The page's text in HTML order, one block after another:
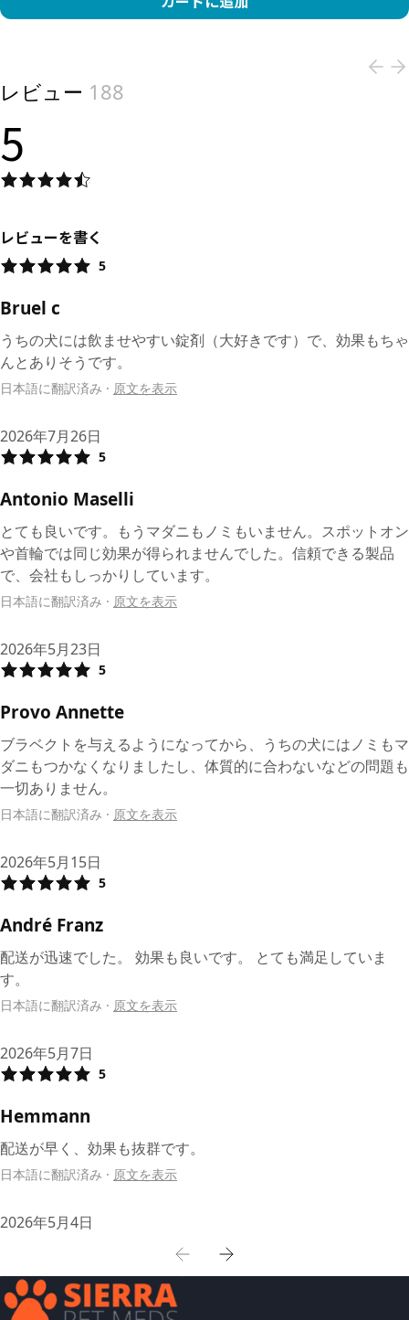
レビュー 188
5
レビューを書く
5
Bruel c
うちの犬には飲ませやすい錠剤（大好きです）で、効果もちゃ
んとありそうです。
日本語に翻訳済み · 原文を表示
2026年7月26日
5
Antonio Maselli
とても良いです。もうマダニもノミもいません。スポットオン
や首輪では同じ効果が得られませんでした。信頼できる製品
で、会社もしっかりしています。
日本語に翻訳済み · 原文を表示
2026年5月23日
5
Provo Annette
ブラベクトを与えるようになってから、うちの犬にはノミもマ
ダニもつかなくなりましたし、体質的に合わないなどの問題も
一切ありません。
日本語に翻訳済み · 原文を表示
2026年5月15日
5
André Franz
配送が迅速でした。 効果も良いです。 とても満足していま
す。
日本語に翻訳済み · 原文を表示
2026年5月7日
5
Hemmann
配送が早く、効果も抜群です。
日本語に翻訳済み · 原文を表示
2026年5月4日